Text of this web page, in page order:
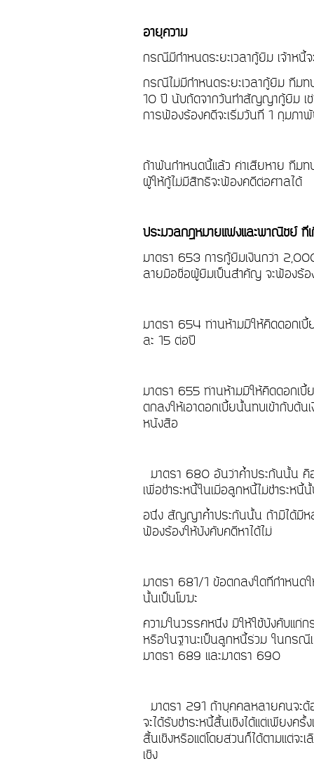
อายุความ
กรณีมีกำหนดระยะเวลากู้ยืม เจ้าห
กรณีไม่มีกำหนดระยะเวลากู้ยืม ทีม
10 ปี นับถัดจากวันทำสัญญากู้ยืม
การฟ้องร้องคดีจะเริ่มวันที่ 1 กุมภ
ถ้าพ้นกำหนดนี้แล้ว ค่าเสียหาย ทีมท
ผู้ให้กู้ไม่มีสิทธิจะฟ้องคดีต่อศาลได้
ประมวลกฎหมายแพ่งและพาณิชย์ ที่
มาตรา 653 การกู้ยืมเงินกว่า
ลายมือชื่อผู้ยืมเป็นสำคัญ จะฟ้องร้อ
มาตรา 654 ท่านห้ามมิให้คิดดอกเ
ละ 15 ต่อปี
มาตรา 655 ท่านห้ามมิให้คิดดอกเบี้
ตกลงให้เอาดอกเบี้ยนั้นทบเข้ากับต้
หนังสือ
มาตรา 680 อันว่าค้ำประกันนั้น
เพื่อชำระหนี้ในเมื่อลูกหนี้ไม่ชำระหนี้
อนึ่ง สัญญาค้ำประกันนั้น ถ้ามิได้มีห
ฟ้องร้องให้บังคับคดีหาได้ไม่
มาตรา 681/1 ข้อตกลงใดที่กำหนด
นั้นเป็นโมฆะ
ความในวรรคหนึ่ง มิให้ใช้บังคับแ
หรือในฐานะเป็นลูกหนี้ร่วม ในกร
มาตรา 689 และมาตรา 690
มาตรา 291 ถ้าบุคคลหลายคนจะต้อ
จะได้รับชำระหนี้สิ้นเชิงได้แต่เพียง
สิ้นเชิงหรือแต่โดยส่วนก็ได้ตามแต่จ
เชิง